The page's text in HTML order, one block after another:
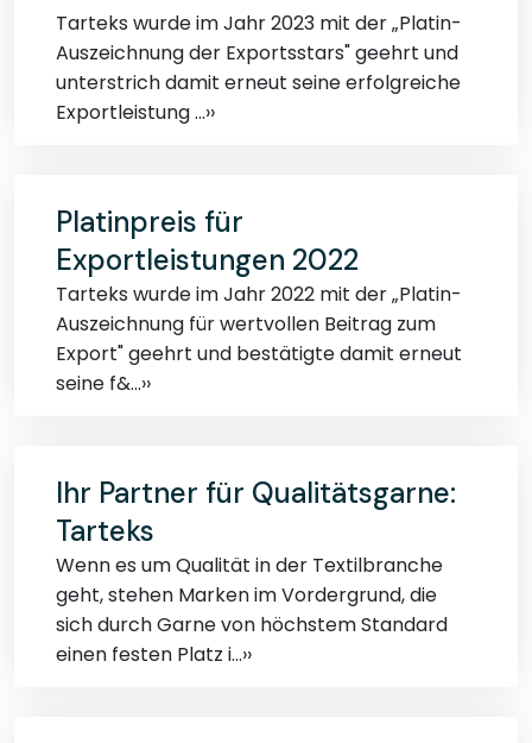
Tarteks wurde im Jahr 2023 mit der „Platin-
Auszeichnung der Exportsstars" geehrt und
unterstrich damit erneut seine erfolgreiche
Exportleistung ...››
Platinpreis für
Exportleistungen 2022
Tarteks wurde im Jahr 2022 mit der „Platin-
Auszeichnung für wertvollen Beitrag zum
Export" geehrt und bestätigte damit erneut
seine f&...››
Ihr Partner für Qualitätsgarne:
Tarteks
Wenn es um Qualität in der Textilbranche
geht, stehen Marken im Vordergrund, die
sich durch Garne von höchstem Standard
einen festen Platz i...››